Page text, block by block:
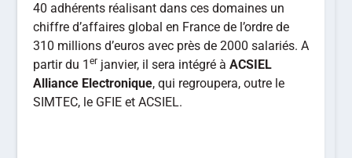
40 adhérents réalisant dans ces domaines un
chiffre d’affaires global en France de l’ordre de
310 millions d’euros avec près de 2000 salariés. A
partir du 1er janvier, il sera intégré àACSIEL
Alliance Electronique, qui regroupera, outre le
SIMTEC, le GFIE et ACSIEL.